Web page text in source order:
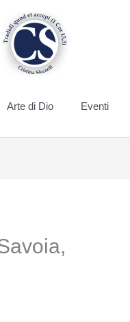
Arte di Dio Eventi